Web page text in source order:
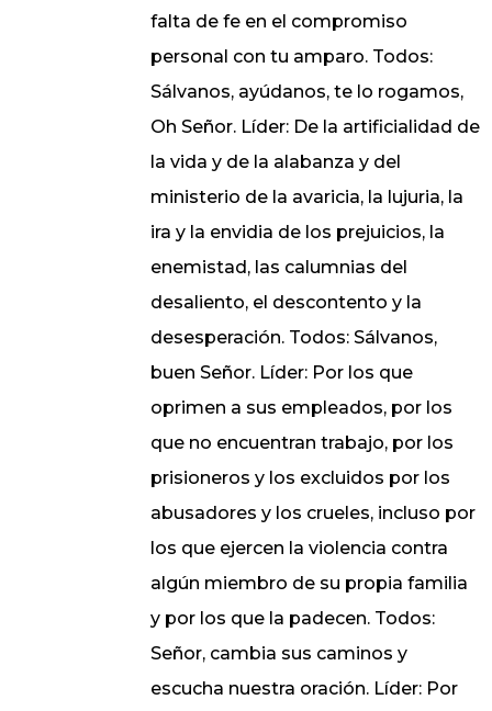
falta de fe en el compromiso
personal con tu amparo. Todos:
Sálvanos, ayúdanos, te lo rogamos,
Oh Señor. Líder: De la artificialidad de
la vida y de la alabanza y del
ministerio de la avaricia, la lujuria, la
ira y la envidia de los prejuicios, la
enemistad, las calumnias del
desaliento, el descontento y la
desesperación. Todos: Sálvanos,
buen Señor. Líder: Por los que
oprimen a sus empleados, por los
que no encuentran trabajo, por los
prisioneros y los excluidos por los
abusadores y los crueles, incluso por
los que ejercen la violencia contra
algún miembro de su propia familia
y por los que la padecen. Todos:
Señor, cambia sus caminos y
escucha nuestra oración. Líder: Por